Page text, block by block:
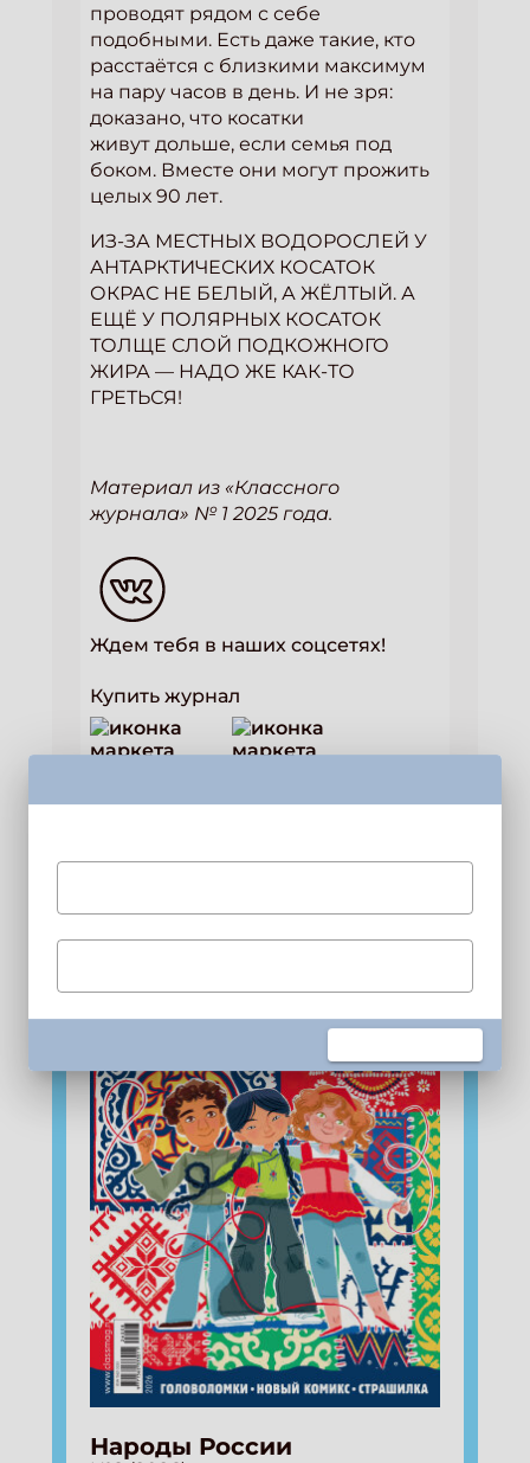
проводят рядом с себе
подобными. Есть даже такие, кто
расстаётся с близкими максимум
на пару часов в день. И не зря:
доказано, что косатки
живут дольше, если семья под
боком. Вместе они могут прожить
целых 90 лет.
ИЗ-ЗА МЕСТНЫХ ВОДОРОСЛЕЙ У
АНТАРКТИЧЕСКИХ КОСАТОК
ОКРАС НЕ БЕЛЫЙ, А ЖЁЛТЫЙ. А
ЕЩЁ У ПОЛЯРНЫХ КОСАТОК
ТОЛЩЕ СЛОЙ ПОДКОЖНОГО
ЖИРА — НАДО ЖЕ КАК-ТО
ГРЕТЬСЯ!
Материал из «Классного
журнала» № 1 2025 года.
Ждем тебя в наших соцсетях!
Купить журнал
ЖУРНАЛЫ
Свежий номер!
Народы России
Получи электронный "Классный журнал" в
подарок!
Укажите имя
Укажите Ваш Email
ПОДПИСАТЬСЯ